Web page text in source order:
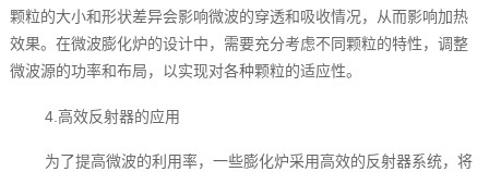
颗粒的大小和形状差异会影响微波的穿透和吸收情况，从而影响加热
效果。在微波膨化炉的设计中，需要充分考虑不同颗粒的特性，调整
微波源的功率和布局，以实现对各种颗粒的适应性。
4.高效反射器的应用
为了提高微波的利用率，一些膨化炉采用高效的反射器系统，将